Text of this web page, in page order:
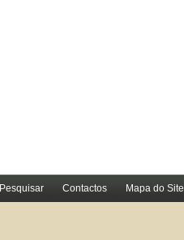
Pesquisar Contactos Mapa do Site